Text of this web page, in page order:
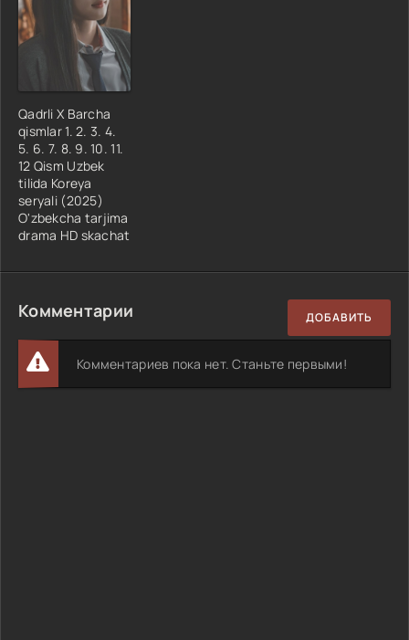
Qadrli X Barcha
qismlar 1. 2. 3. 4.
5. 6. 7. 8. 9. 10. 11.
12 Qism Uzbek
tilida Koreya
seryali (2025)
O'zbekcha tarjima
drama HD skachat
Комментарии ДОБАВИТЬ
Комментариев пока нет. Станьте первыми!